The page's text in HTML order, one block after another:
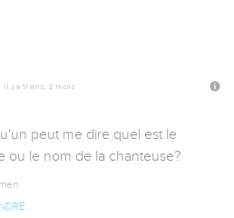
Il y a 11 ans, 2 mois
peut me dire quel est le
ou le nom de la chanteuse?